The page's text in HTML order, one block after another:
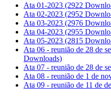
Ata 01-2023 (2922
Ata 02-2023 (2952
Ata 03-2023 (2976
Ata 04-2023 (2955
Ata 05-2023 (2815
Ata 06 - reunião de 28 de
Downloads)
Ata 07 - reunião de 28 de
Ata 08 - reunião de 1 de
Ata 09 - reunião de 11 de